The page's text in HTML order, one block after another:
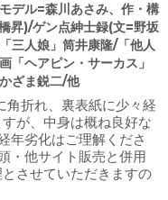
デル=森川あさみ、作・構
昇)/ゲン点紳士録(文=野坂
三人娘」筒井康隆/「他人
「ヘアピン・サーカス」
ざま鋭二/他
折れ、裏表紙に少々経
が、中身は概ね良好な
年劣化はご理解くださ
・他サイト販売と併用
させていただきますの